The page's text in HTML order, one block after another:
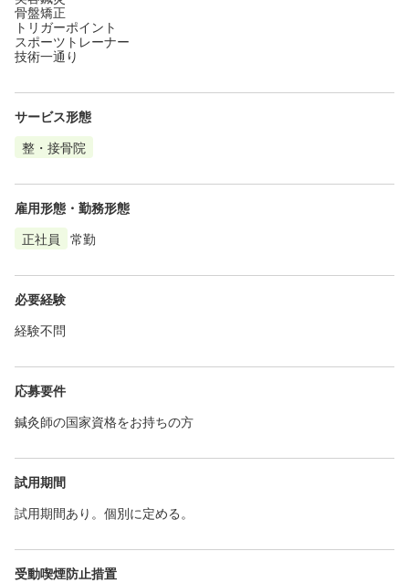
骨盤矯正
トリガーポイント
スポーツトレーナー
技術一通り
サービス形態
整・接骨院
雇用形態・勤務形態
正社員
常勤
必要経験
経験不問
応募要件
鍼灸師の国家資格をお持ちの方
試用期間
試用期間あり。個別に定める。
受動喫煙防止措置